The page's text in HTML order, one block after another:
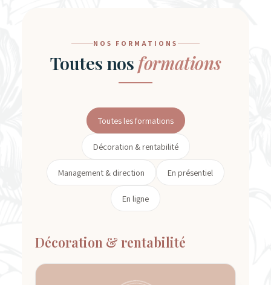
NOS FORMATIONS
Toutes nosformations
Toutes les formations
Décoration & rentabilité
Management & direction En présentiel
En ligne
Décoration & rentabilité